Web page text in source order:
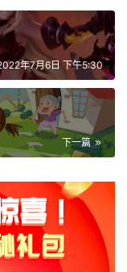
年7月6日 下午5:30
下一篇